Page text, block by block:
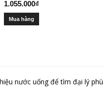
1.055.000₫
Mua hàng
nước uống để tìm đại lý phù